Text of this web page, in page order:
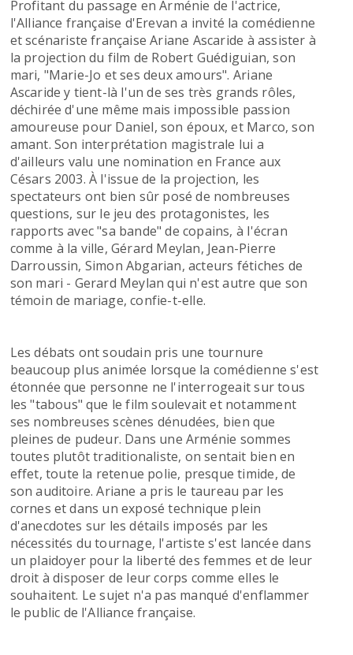
Profitant du passage en Arménie de l'actrice,
l'Alliance française d'Erevan a invité la comédienne
et scénariste française Ariane Ascaride à assister à
la projection du film de Robert Guédiguian, son
mari, "Marie-Jo et ses deux amours". Ariane
Ascaride y tient-là l'un de ses très grands rôles,
déchirée d'une même mais impossible passion
amoureuse pour Daniel, son époux, et Marco, son
amant. Son interprétation magistrale lui a
d'ailleurs valu une nomination en France aux
Césars 2003. À l'issue de la projection, les
spectateurs ont bien sûr posé de nombreuses
questions, sur le jeu des protagonistes, les
rapports avec "sa bande" de copains, à l'écran
comme à la ville, Gérard Meylan, Jean-Pierre
Darroussin, Simon Abgarian, acteurs fétiches de
son mari - Gerard Meylan qui n'est autre que son
témoin de mariage, confie-t-elle.
Les débats ont soudain pris une tournure
beaucoup plus animée lorsque la comédienne s'est
étonnée que personne ne l'interrogeait sur tous
les "tabous" que le film soulevait et notamment
ses nombreuses scènes dénudées, bien que
pleines de pudeur. Dans une Arménie sommes
toutes plutôt traditionaliste, on sentait bien en
effet, toute la retenue polie, presque timide, de
son auditoire. Ariane a pris le taureau par les
cornes et dans un exposé technique plein
d'anecdotes sur les détails imposés par les
nécessités du tournage, l'artiste s'est lancée dans
un plaidoyer pour la liberté des femmes et de leur
droit à disposer de leur corps comme elles le
souhaitent. Le sujet n'a pas manqué d'enflammer
le public de l'Alliance française.